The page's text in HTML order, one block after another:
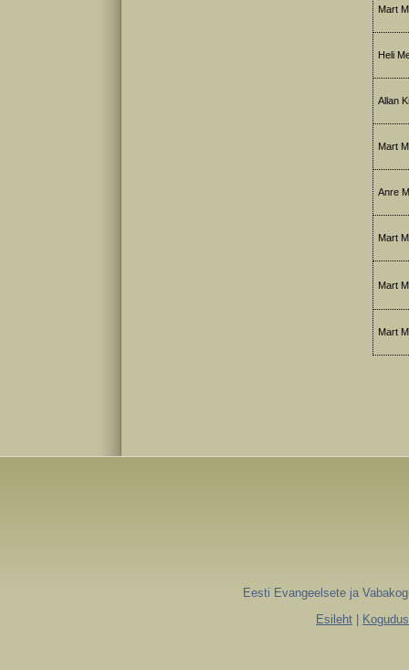
Mart
Heli
Allan
Mart
Anre
Mart
Mart
Mart
Eesti Evangeelsete ja
Esileht